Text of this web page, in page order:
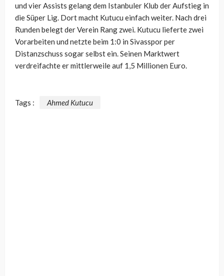
und vier Assists gelang dem Istanbuler Klub der Aufstieg in
die Süper Lig. Dort macht Kutucu einfach weiter. Nach drei
Runden belegt der Verein Rang zwei. Kutucu lieferte zwei
Vorarbeiten und netzte beim 1:0 in Sivasspor per
Distanzschuss sogar selbst ein. Seinen Marktwert
verdreifachte er mittlerweile auf 1,5 Millionen Euro.
Tags : Ahmed Kutucu